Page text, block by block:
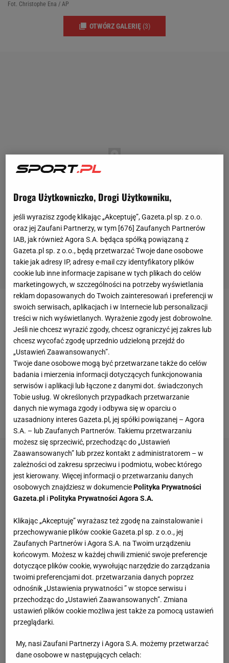
Fot. Christophe Ena / AP
OTWÓRZ GALERIĘ (3)
Iga Świątek straciła tylko 28 gemów w siedmiu
meczach na kortach ziemnych w Paryżu podczas
turnieju Roland Garros, co jest drugim najlepszym
wynikiem w historii- od Polki lepsza pod tym
względem jest tylko Steffi Graff, która w 1988 roku
przegrała zaledwie 20 gemów w drodze po
wielkoszlemowy tytuł French Open. Nic więc
dziwnego, że Francuzi są zachwyceni Polką.
Droga Użytkowniczko, Drogi Użytkowniku,
jeśli wyrazisz zgodę klikając „Akceptuję”, Gazeta.pl sp. z o.o.
oraz jej Zaufani Partnerzy, w tym [676] Zaufanych Partnerów
IAB, jak również Agora S.A. będąca spółką powiązaną z
Gazeta.pl sp. z o.o., będą przetwarzać Twoje dane osobowe
takie jak adresy IP, adresy e-mail czy identyfikatory plików
cookie lub inne informacje zapisane w tych plikach do celów
marketingowych, w szczególności na potrzeby wyświetlania
reklam dopasowanych do Twoich zainteresowań i preferencji w
swoich serwisach, aplikacjach i w Internecie lub personalizacji
treści w nich wyświetlanych. Wyrażenie zgody jest dobrowolne.
Jeśli nie chcesz wyrazić zgody, chcesz ograniczyć jej zakres lub
chcesz wycofać zgodę uprzednio udzieloną przejdź do
„Ustawień Zaawansowanych”.
Twoje dane osobowe mogą być przetwarzane także do celów
badania i mierzenia informacji dotyczących funkcjonowania
serwisów i aplikacji lub łączone z danymi dot. świadczonych
Tobie usług. W określonych przypadkach przetwarzanie
danych nie wymaga zgody i odbywa się w oparciu o
uzasadniony interes Gazeta.pl, jej spółki powiązanej – Agora
S.A. – lub Zaufanych Partnerów. Takiemu przetwarzaniu
możesz się sprzeciwić, przechodząc do „Ustawień
Zaawansowanych” lub przez kontakt z administratorem – w
zależności od zakresu sprzeciwu i podmiotu, wobec którego
jest kierowany. Więcej informacji o przetwarzaniu danych
osobowych znajdziesz w dokumenciePolityka Prywatności
Gazeta.pl iPolityka Prywatności Agora S.A.
Klikając „Akceptuję” wyrażasz też zgodę na zainstalowanie i
przechowywanie plików cookie Gazeta.pl sp. z o.o., jej
Zaufanych Partnerów i Agora S.A. na Twoim urządzeniu
końcowym. Możesz w każdej chwili zmienić swoje preferencje
dotyczące plików cookie, wywołując narzędzie do zarządzania
twoimi preferencjami dot. przetwarzania danych poprzez
odnośnik „Ustawienia prywatności ” w stopce serwisu i
przechodząc do „Ustawień Zaawansowanych”. Zmiana
ustawień plików cookie możliwa jest także za pomocą ustawień
przeglądarki.
My, nasi Zaufani Partnerzy i Agora S.A. możemy przetwarzać
dane osobowe w następujących celach: